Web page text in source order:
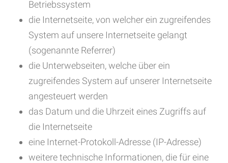
Betriebssystem
die Internetseite, von welcher ein zugreifendes
System auf unsere Internetseite gelangt
(sogenannte Referrer)
die Unterwebseiten, welche über ein
zugreifendes System auf unserer Internetseite
angesteuert werden
das Datum und die Uhrzeit eines Zugriffs auf
die Internetseite
eine Internet-Protokoll-Adresse (IP-Adresse)
weitere technische Informationen, die für eine